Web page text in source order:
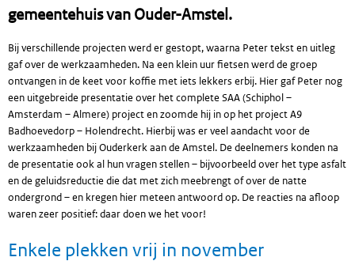
gemeentehuis van Ouder-Amstel.
Bij verschillende projecten werd er gestopt, waarna Peter tekst en uitleg
gaf over de werkzaamheden. Na een klein uur fietsen werd de groep
ontvangen in de keet voor koffie met iets lekkers erbij. Hier gaf Peter nog
een uitgebreide presentatie over het complete SAA (Schiphol –
Amsterdam – Almere) project en zoomde hij in op het project A9
Badhoevedorp – Holendrecht. Hierbij was er veel aandacht voor de
werkzaamheden bij Ouderkerk aan de Amstel. De deelnemers konden na
de presentatie ook al hun vragen stellen – bijvoorbeeld over het type asfalt
en de geluidsreductie die dat met zich meebrengt of over de natte
ondergrond – en kregen hier meteen antwoord op. De reacties na afloop
waren zeer positief: daar doen we het voor!
Enkele plekken vrij in november